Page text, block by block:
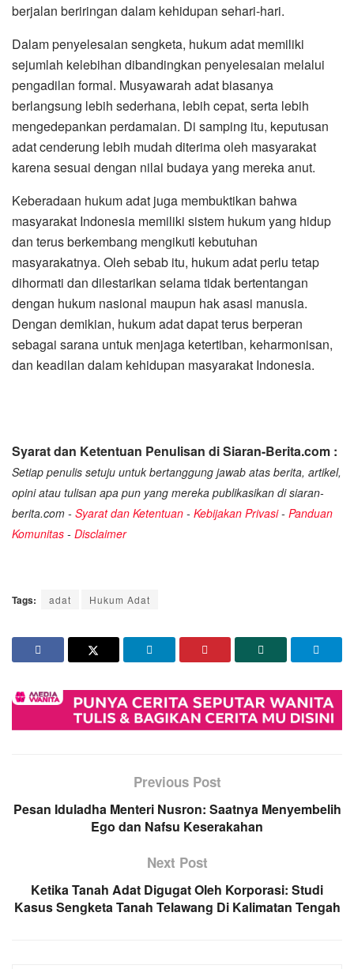
berjalan beriringan dalam kehidupan sehari-hari.
Dalam penyelesaian sengketa, hukum adat memiliki
sejumlah kelebihan dibandingkan penyelesaian melalui
pengadilan formal. Musyawarah adat biasanya
berlangsung lebih sederhana, lebih cepat, serta lebih
mengedepankan perdamaian. Di samping itu, keputusan
adat cenderung lebih mudah diterima oleh masyarakat
karena sesuai dengan nilai budaya yang mereka anut.
Keberadaan hukum adat juga membuktikan bahwa
masyarakat Indonesia memiliki sistem hukum yang hidup
dan terus berkembang mengikuti kebutuhan
masyarakatnya. Oleh sebab itu, hukum adat perlu tetap
dihormati dan dilestarikan selama tidak bertentangan
dengan hukum nasional maupun hak asasi manusia.
Dengan demikian, hukum adat dapat terus berperan
sebagai sarana untuk menjaga ketertiban, keharmonisan,
dan keadilan dalam kehidupan masyarakat Indonesia.
Syarat dan Ketentuan Penulisan di Siaran-Berita.com :
Setiap penulis setuju untuk bertanggung jawab atas berita, artikel,
opini atau tulisan apa pun yang mereka publikasikan di siaran-
berita.com - Syarat dan Ketentuan - Kebijakan Privasi- Panduan
Komunitas - Disclaimer
Tags: adat Hukum Adat
Previous Post
Pesan Iduladha Menteri Nusron: Saatnya Menyembelih
Ego dan Nafsu Keserakahan
Next Post
Ketika Tanah Adat Digugat Oleh Korporasi: Studi
Kasus Sengketa Tanah Telawang Di Kalimatan Tengah